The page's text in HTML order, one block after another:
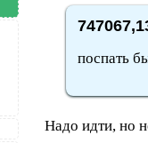
поспать
Надо идти, но